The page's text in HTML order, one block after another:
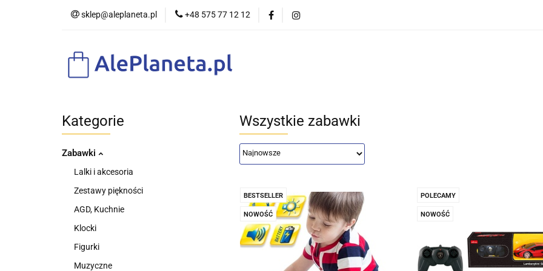
sklep@aleplaneta.pl +48 575 77 12 12
DLA DZIECI
Kategorie
Zabawki
Lalki i akcesoria
Zestawy piękności
AGD, Kuchnie
Klocki
Figurki
Muzyczne
Wszystkie zabawki
BESTSELLER
NOWOŚĆ
POLECAMY
NOWOŚĆ